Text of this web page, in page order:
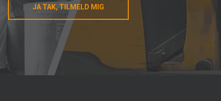
JA TAK, TILMELD MIG